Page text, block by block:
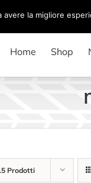
Home Shop
Prodotti
la migliore